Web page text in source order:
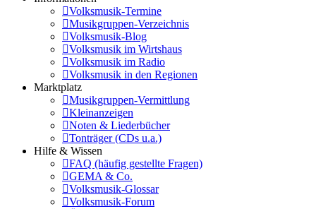
Volksmusik-Termine
Musikgruppen-Verzeichnis
Volksmusik-Blog
Volksmusik im Wirtshaus
Volksmusik im Radio
Volksmusik in den Regionen
Marktplatz
Musikgruppen-Vermittlung
Kleinanzeigen
Noten & Liederbücher
Tonträger (CDs u.a.)
Hilfe & Wissen
FAQ (häufig gestellte Fragen)
GEMA & Co.
Volksmusik-Glossar
Volksmusik-Forum